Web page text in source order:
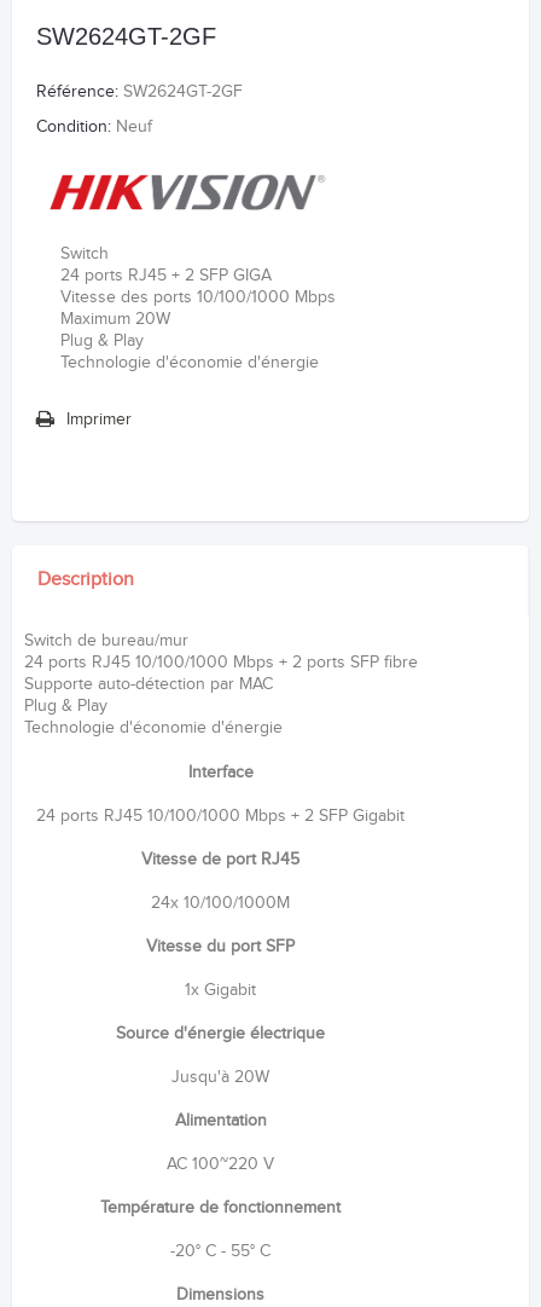
SW2624GT-2GF
Référence: SW2624GT-2GF
Condition: Neuf
Switch
24 ports RJ45 + 2 SFP GIGA
Vitesse des ports 10/100/1000 Mbps
Maximum 20W
Plug & Play
Technologie d'économie d'énergie
Imprimer
Description
Switch de bureau/mur
24 ports RJ45 10/100/1000 Mbps + 2 ports SFP fibre
Supporte auto-détection par MAC
Plug & Play
Technologie d'économie d'énergie
Interface
24 ports RJ45 10/100/1000 Mbps + 2 SFP Gigabit
Vitesse de port RJ45
24x 10/100/1000M
Vitesse du port SFP
1x Gigabit
Source d'énergie électrique
Jusqu'à 20W
Alimentation
AC 100~220 V
Température de fonctionnement
-20° C - 55° C
Dimensions